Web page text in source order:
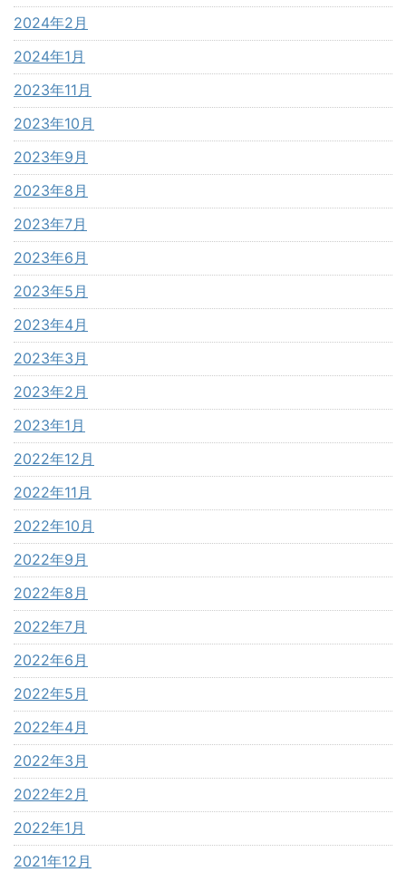
2024年2月
2024年1月
2023年11月
2023年10月
2023年9月
2023年8月
2023年7月
2023年6月
2023年5月
2023年4月
2023年3月
2023年2月
2023年1月
2022年12月
2022年11月
2022年10月
2022年9月
2022年8月
2022年7月
2022年6月
2022年5月
2022年4月
2022年3月
2022年2月
2022年1月
2021年12月